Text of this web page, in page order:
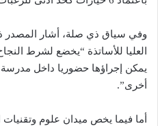
وفي سياق ذي صلة، أشار المصدر
العليا للأساتذة “يخضع لشرط
يمكن إجراؤها حضوريا داخل
أخرى”.
أما فيما يخص ميدان علوم وتقنيات